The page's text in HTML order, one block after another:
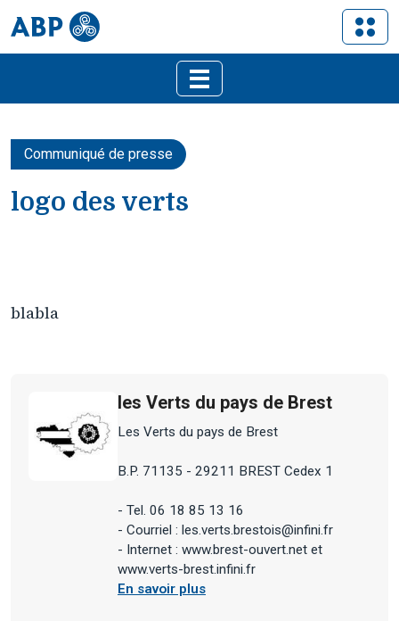
Communiqué de presse
logo des verts
blabla
les Verts du pays de Brest
Les Verts du pays de Brest
B.P. 71135 - 29211 BREST Cedex 1
- Tel. 06 18 85 13 16
- Courriel : les.verts.brestois@infini.fr
- Internet : www.brest-ouvert.net et
www.verts-brest.infini.fr
En savoir plus